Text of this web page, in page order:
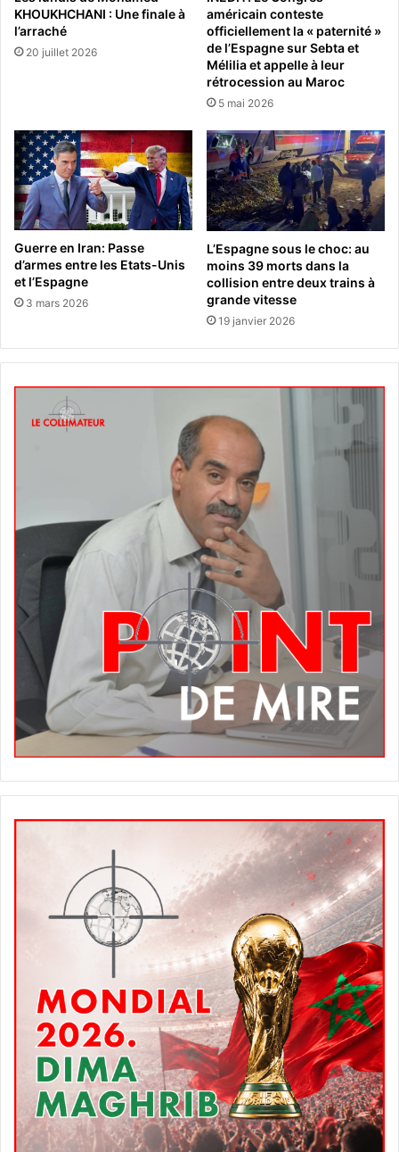
KHOUKHCHANI : Une finale à
l’arraché
20 juillet 2026
américain conteste
officiellement la « paternité »
de l’Espagne sur Sebta et
Mélilia et appelle à leur
rétrocession au Maroc
5 mai 2026
Guerre en Iran: Passe
d’armes entre les Etats-Unis
et l’Espagne
3 mars 2026
L’Espagne sous le choc: au
moins 39 morts dans la
collision entre deux trains à
grande vitesse
19 janvier 2026